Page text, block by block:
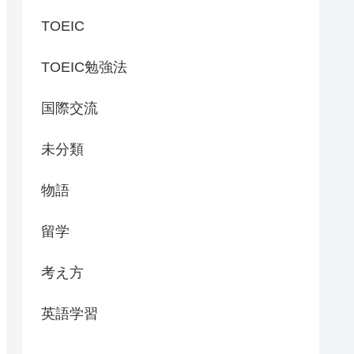
TOEIC
TOEIC勉強法
国際交流
未分類
物語
留学
考え方
英語学習